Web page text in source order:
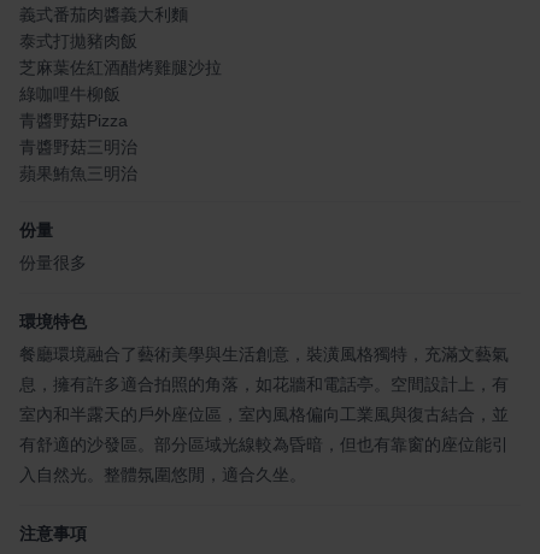
義式番茄肉醬義大利麵
泰式打拋豬肉飯
芝麻葉佐紅酒醋烤雞腿沙拉
綠咖哩牛柳飯
青醬野菇Pizza
青醬野菇三明治
蘋果鮪魚三明治
份量
份量很多
環境特色
餐廳環境融合了藝術美學與生活創意，裝潢風格獨特，充滿文藝氣
息，擁有許多適合拍照的角落，如花牆和電話亭。空間設計上，有
室內和半露天的戶外座位區，室內風格偏向工業風與復古結合，並
有舒適的沙發區。部分區域光線較為昏暗，但也有靠窗的座位能引
入自然光。整體氛圍悠閒，適合久坐。
注意事項